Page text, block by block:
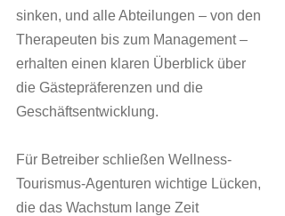
sinken, und alle Abteilungen – von den
Therapeuten bis zum Management –
erhalten einen klaren Überblick über
die Gästepräferenzen und die
Geschäftsentwicklung.
Für Betreiber schließen Wellness-
Tourismus-Agenturen wichtige Lücken,
die das Wachstum lange Zeit